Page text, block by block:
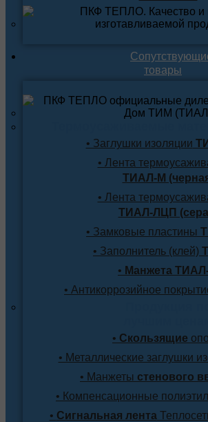
товары
• Заглушки изоляции
• Лента
ТИАЛ-М
• Лента
ТИАЛ-ЛЦП
• Замковые пластины
• Заполнитель (клей)
• Манжета
• Антикоррозийное
• Скользящие
• Металлические заглушки
• Манжеты стенового
• Компенсационные
• Сигнальная лента